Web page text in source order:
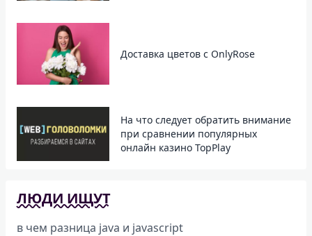
Доставка цветов с OnlyRose
На что следует обратить внимание
при сравнении популярных
онлайн казино TopPlay
ЛЮДИ ИЩУТ
в чем разница java и javascript